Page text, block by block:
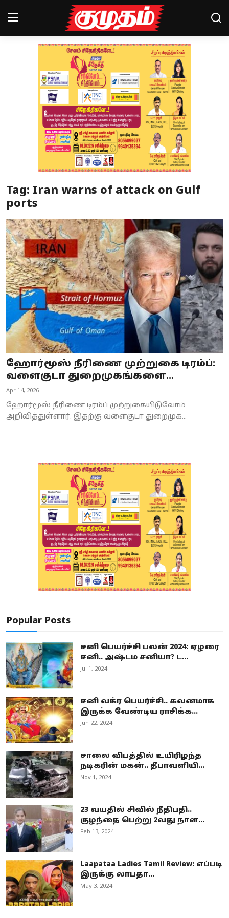
Magazines
Sports
Special Story
Business
Crime
Tamilnadu
National
World
Astrology
Spirituality
Weather
Tag: Iran warns of attack on Gulf
ports
ஹோர்மூஸ் நீரிணை முற்றுகை டிரம்ப்:
வளைகுடா துறைமுகங்களை...
Apr 14, 2026
ஹோர்மூஸ் நீரிணை டிரம்ப் முற்றுகையிடுவோம்
அறிவித்துள்ளார். இதற்கு வளைகுடா துறைமுக...
Popular Posts
சனி பெயர்ச்சி பலன் 2024: ஏழரை
சனி.. அஷ்டம சனியா? ட...
Jul 1, 2024
சனி வக்ர பெயர்ச்சி.. கவனமாக
இருக்க வேண்டிய ராசிக்க...
Jun 22, 2024
சாலை விபத்தில் உயிரிழந்த
நடிகரின் மகன்.. தீபாவளியி...
Nov 1, 2024
23 வயதில் சிவில் நீதிபதி..
குழந்தை பெற்று 2வது நாள...
Feb 13, 2024
Laapataa Ladies Tamil Review: எப்படி
இருக்கு லாபதா...
May 3, 2024